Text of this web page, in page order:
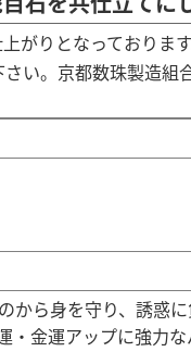
がりとなっております
い。京都数珠製造組
から身を守り、誘惑
・金運アップに強力